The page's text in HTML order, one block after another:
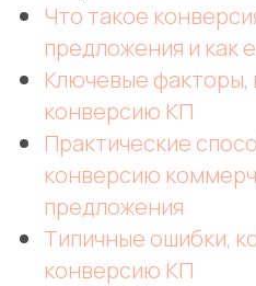
Что такое
предложения и как
Ключевые
конверсию КП
Практические
конверсию
предложения
Типичные ошибки,
конверсию КП